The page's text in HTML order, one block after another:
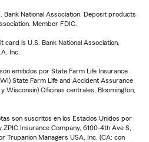
Bank National Association. Deposit products
Member FDIC.
is U.S. Bank National Association,
Inc.
emitidos por State Farm Life Insurance
State Farm Life and Accident Assurance
Wisconsin) Oficinas centrales, Bloomington,
son suscritos en los Estados Unidos por
Insurance Company, 6100-4th Ave S,
Trupanion Managers USA, Inc. (CA: con